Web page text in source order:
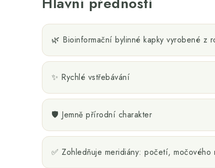
🌿 Bioinformační bylinné kapky vyrobené z
✨ Rychlé vstřebávání
🛡️ Jemně přírodní charakter
✅ Zohledňuje meridiány: početí, močového